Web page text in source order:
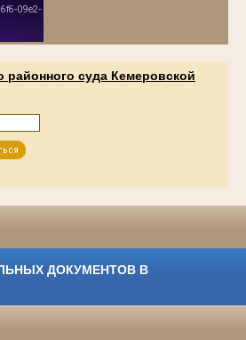
районного суда Кемеровской
ДОКУМЕНТОВ В